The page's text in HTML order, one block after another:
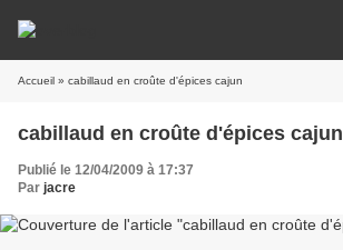
Accueil » cabillaud en croûte d'épices cajun
cabillaud en croûte d'épices cajun
Publié le 12/04/2009 à 17:37
Par jacre